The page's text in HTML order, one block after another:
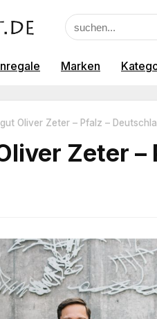
Marken
Oliver Zeter – Pfalz –
Zeter –